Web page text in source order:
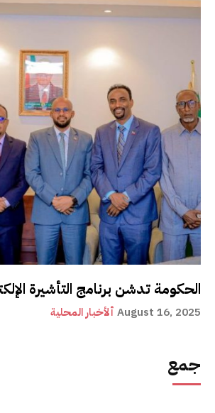
الحكومة تدشن برنامج التأشيرة
ألأخبار المحلية August 16, 2025
جمع